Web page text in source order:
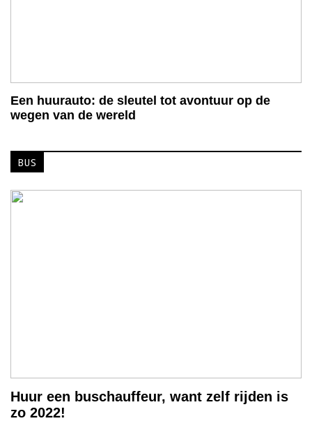
Een huurauto: de sleutel tot avontuur op de
wegen van de wereld
BUS
Huur een buschauffeur, want zelf rijden is
zo 2022!